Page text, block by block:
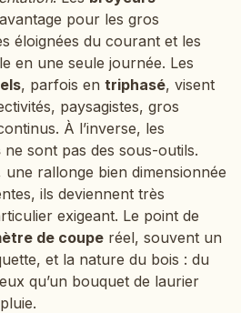
pour les gros
éloignées du courant et les
en une seule journée. Les
, parfois en triphasé, visent
paysagistes, gros
À l’inverse, les
ne sont pas des sous-outils.
rallonge bien dimensionnée
ils deviennent très
exigeant. Le point de
de coupe réel, souvent un
et la nature du bois : du
qu’un bouquet de laurier